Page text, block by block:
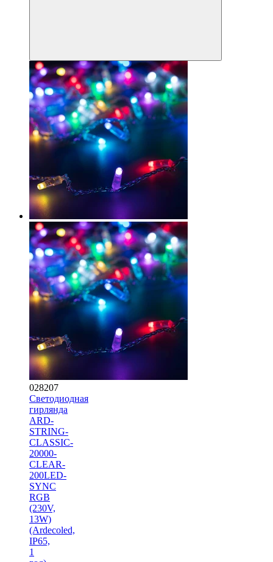
028207
Светодиодная
гирлянда
ARD-
STRING-
CLASSIC-
20000-
CLEAR-
200LED-
SYNC
RGB
(230V,
13W)
(Ardecoled,
IP65,
1